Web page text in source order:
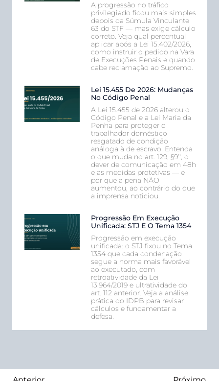
A progressão no tráfico
privilegiado ficou mais simples
depois da Súmula Vinculante
63 do STF — mas exige cálculo
correto. Veja qual percentual
aplicar após a Lei 15.402/2026,
como instruir o pedido na Vara
de Execuções Penais e quando
cabe reclamação ao Supremo.
Lei 15.455 De 2026: Mudanças
No Código Penal
A Lei 15.455 de 2026 alterou o
Código Penal e a Lei Maria da
Penha para proteger o
trabalhador doméstico
resgatado de condição
análoga à de escravo. Entenda
o que muda no art. 129, §9º, o
dever de comunicação em 48h
e as medidas protetivas — e
por que a pena NÃO
aumentou, ao contrário do que
a imprensa noticiou.
Progressão Em Execução
Unificada: STJ E O Tema 1354
Progressão em execução
unificada: o STJ fixou no Tema
1354 que cada condenação
segue a norma mais favorável
ao executado, com
retroatividade da Lei
13.964/2019 e ultratividade do
art. 112 anterior. Veja a análise
prática do IDPB para revisar
cálculos e fundamentar a
defesa.